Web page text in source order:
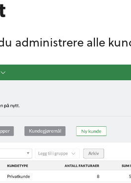
administrere alle